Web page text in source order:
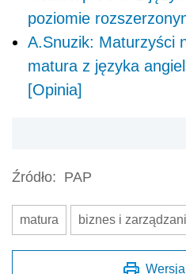
poziomie
A.Snuzik: Maturzyści
matura z języka
[Opinia]
Źródło: PAP
matura biznes i